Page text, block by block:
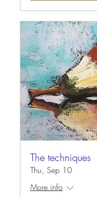
The techniques
Thu, Sep 10
More info